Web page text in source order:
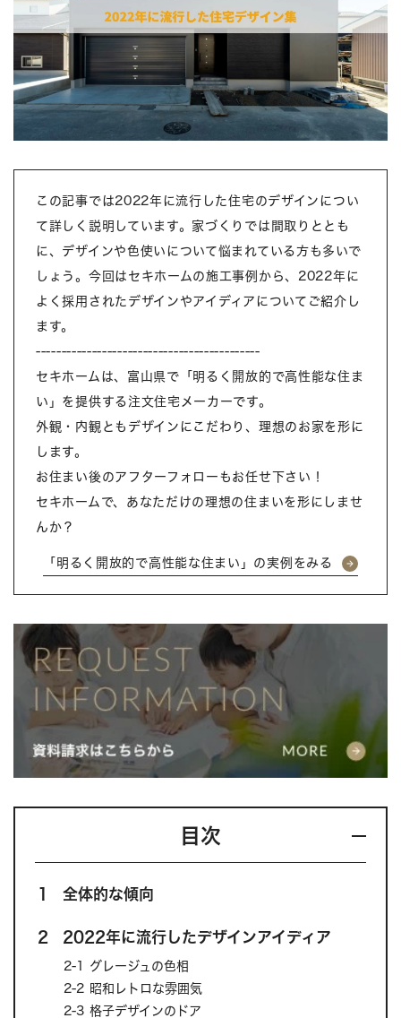
この記事では2022年に流行した住宅のデザインについ
て詳しく説明しています。家づくりでは間取りととも
に、デザインや色使いについて悩まれている方も多いで
しょう。今回はセキホームの施工事例から、2022年に
よく採用されたデザインやアイディアについてご紹介し
ます。
--------------------------------------------
セキホームは、富山県で「明るく開放的で高性能な住ま
い」を提供する注文住宅メーカーです。
外観・内観ともデザインにこだわり、理想のお家を形に
します。
お住まい後のアフターフォローもお任せ下さい！
セキホームで、あなただけの理想の住まいを形にしませ
んか？
「明るく開放的で高性能な住まい」の実例をみる
目次
1 全体的な傾向
2 2022年に流行したデザインアイディア
2-1
グレージュの色相
2-2 昭和レトロな雰囲気
2-3 格子デザインのドア